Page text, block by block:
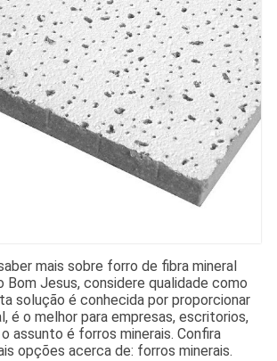
mais sobre forro de fibra mineral
Bom Jesus, considere qualidade como
solução é conhecida por proporcionar
é o melhor para empresas, escritorios,
assunto é forros minerais. Confira
opções acerca de: forros minerais.